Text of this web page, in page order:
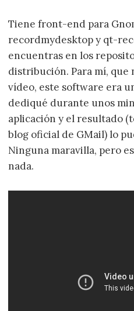
Tiene front-end para
recordmydesktop y qt-
encuentras en los
distribución. Para mí, que
vídeo, este software era
dediqué durante unos
aplicación y el resultado
blog oficial de GMail) lo
Ninguna maravilla, pero
nada.